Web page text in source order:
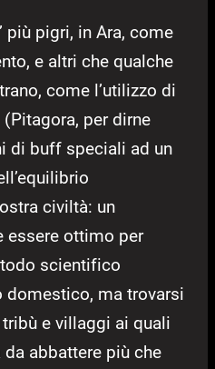
più pigri, in Ara, come
e altri che qualche
come l’utilizzo di
per dirne
di buff speciali ad un
civiltà: un
essere ottimo per
scientifico
domestico, ma trovarsi
e villaggi ai quali
abbattere più che